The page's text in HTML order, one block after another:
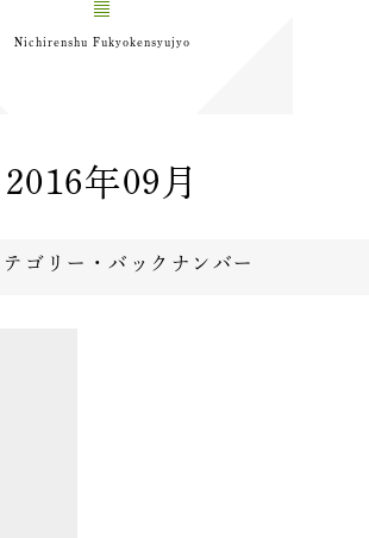
Nichirenshu Fukyokensyujyo
2016年09月
テゴリー・バックナンバー